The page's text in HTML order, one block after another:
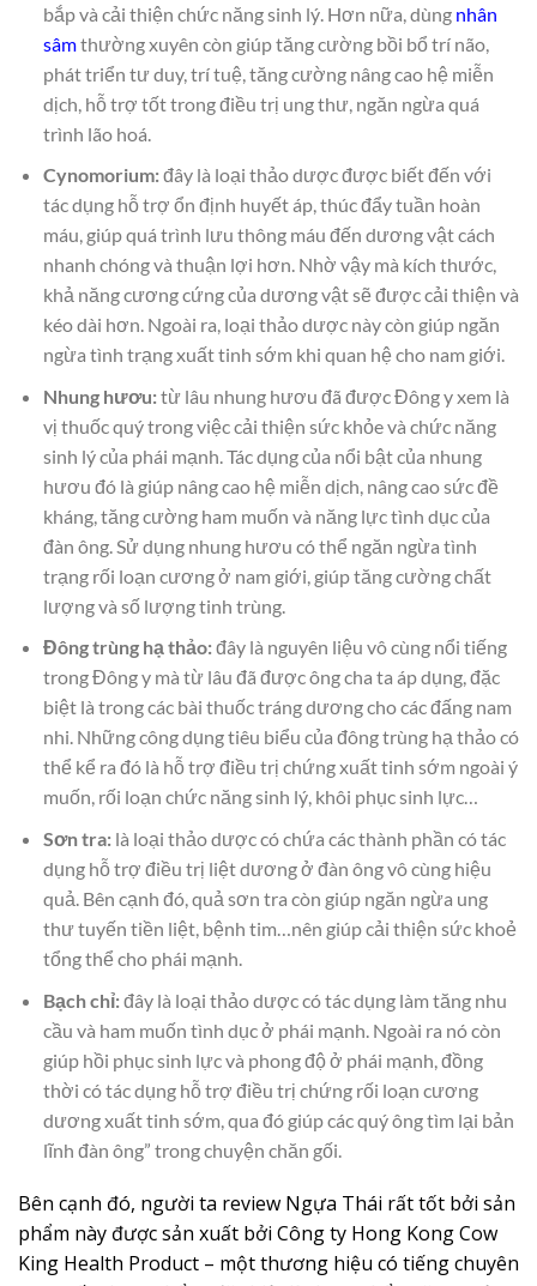
bắp và cải thiện chức năng sinh lý. Hơn nữa, dùng nhân
sâmthường xuyên còn giúp tăng cường bồi bổ trí não,
phát triển tư duy, trí tuệ, tăng cường nâng cao hệ miễn
dịch, hỗ trợ tốt trong điều trị ung thư, ngăn ngừa quá
trình lão hoá.
Cynomorium:đây là loại thảo dược được biết đến với
tác dụng hỗ trợ ổn định huyết áp, thúc đẩy tuần hoàn
máu, giúp quá trình lưu thông máu đến dương vật cách
nhanh chóng và thuận lợi hơn. Nhờ vậy mà kích thước,
khả năng cương cứng của dương vật sẽ được cải thiện và
kéo dài hơn. Ngoài ra, loại thảo dược này còn giúp ngăn
ngừa tình trạng xuất tinh sớm khi quan hệ cho nam giới.
Nhung hươu:từ lâu nhung hươu đã được Đông y xem là
vị thuốc quý trong việc cải thiện sức khỏe và chức năng
sinh lý của phái mạnh. Tác dụng của nổi bật của nhung
hươu đó là giúp nâng cao hệ miễn dịch, nâng cao sức đề
kháng, tăng cường ham muốn và năng lực tình dục của
đàn ông. Sử dụng nhung hươu có thể ngăn ngừa tình
trạng rối loạn cương ở nam giới, giúp tăng cường chất
lượng và số lượng tinh trùng.
Đông trùng hạ thảo:đây là nguyên liệu vô cùng nổi tiếng
trong Đông y mà từ lâu đã được ông cha ta áp dụng, đặc
biệt là trong các bài thuốc tráng dương cho các đấng nam
nhi. Những công dụng tiêu biểu của đông trùng hạ thảo có
thể kể ra đó là hỗ trợ điều trị chứng xuất tinh sớm ngoài ý
muốn, rối loạn chức năng sinh lý, khôi phục sinh lực…
Sơn tra:là loại thảo dược có chứa các thành phần có tác
dụng hỗ trợ điều trị liệt dương ở đàn ông vô cùng hiệu
quả. Bên cạnh đó, quả sơn tra còn giúp ngăn ngừa ung
thư tuyến tiền liệt, bệnh tim…nên giúp cải thiện sức khoẻ
tổng thể cho phái mạnh.
Bạch chỉ:đây là loại thảo dược có tác dụng làm tăng nhu
cầu và ham muốn tình dục ở phái mạnh. Ngoài ra nó còn
giúp hồi phục sinh lực và phong độ ở phái mạnh, đồng
thời có tác dụng hỗ trợ điều trị chứng rối loạn cương
dương xuất tinh sớm, qua đó giúp các quý ông tìm lại bản
lĩnh đàn ông” trong chuyện chăn gối.
Bên cạnh đó, người ta review Ngựa Thái rất tốt bởi sản
phẩm này được sản xuất bởi Công ty Hong Kong Cow
King Health Product – một thương hiệu có tiếng chuyên